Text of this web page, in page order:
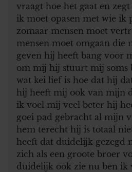
vraagt hoe het gaat en
ik moet opasen met wie ik
zomaar mensen moet
mensen moet omgaan die
geven hij heeft bang voor
om mij hij stuurt mij soms
wat kei lief is hoe dat hij
hij heeft mij ook van mijn
ik voel mij veel beter hij
goei pad gebracht al mijn
hem terecht hij is totaal
heeft dat duidelijk gezegd
zich als een groote broer
duidelijk ook zie nu ben ik